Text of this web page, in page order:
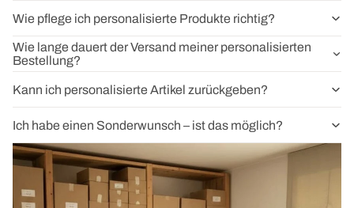
Wie pflege ich personalisierte Produkte richtig?
Wie lange dauert der Versand meiner personalisierten
Bestellung?
Kann ich personalisierte Artikel zurückgeben?
Ich habe einen Sonderwunsch – ist das möglich?